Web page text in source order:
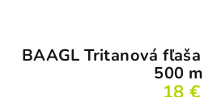
BAAGL Tritanová
500